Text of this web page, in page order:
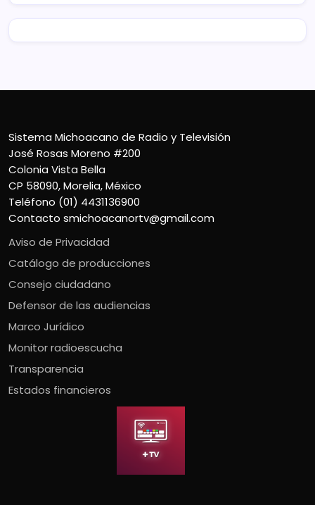
Sistema Michoacano de Radio y Televisión
José Rosas Moreno #200
Colonia Vista Bella
CP 58090, Morelia, México
Teléfono (01) 4431136900
Contacto smichoacanortv@gmail.com
Aviso de Privacidad
Catálogo de producciones
Consejo ciudadano
Defensor de las audiencias
Marco Jurídico
Monitor radioescucha
Transparencia
Estados financieros